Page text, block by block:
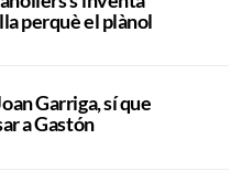
perquè el plànol
Garriga, sí que
a Gastón